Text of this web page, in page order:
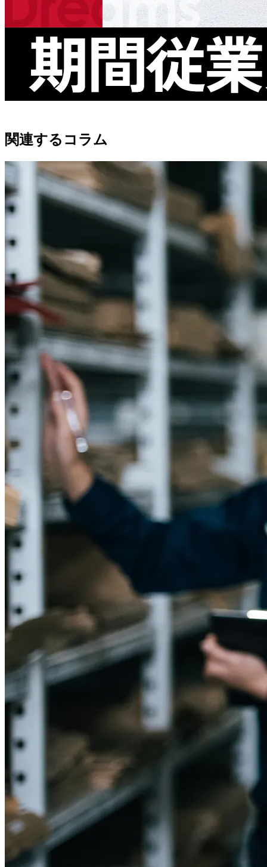
関連するコラム